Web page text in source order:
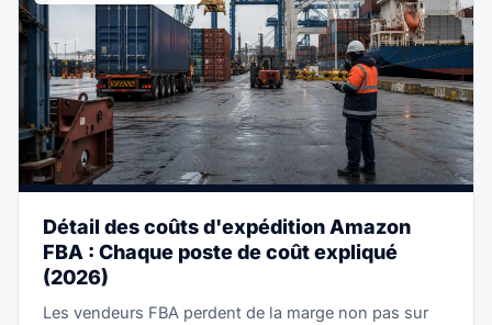
Détail des coûts d'expédition Amazon
FBA : Chaque poste de coût expliqué
(2026)
Les vendeurs FBA perdent de la marge non pas sur